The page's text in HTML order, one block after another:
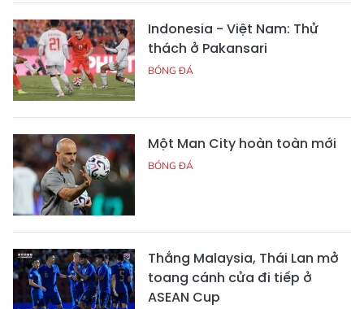
Indonesia - Việt Nam: Thử
thách ở Pakansari
BÓNG ĐÁ
Một Man City hoàn toàn mới
BÓNG ĐÁ
Thắng Malaysia, Thái Lan mở
toang cánh cửa đi tiếp ở
ASEAN Cup